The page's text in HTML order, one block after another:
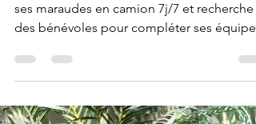
lauto Bus
12 oct. 2023
1 min de lecture
Urgent recherche
bénévoles